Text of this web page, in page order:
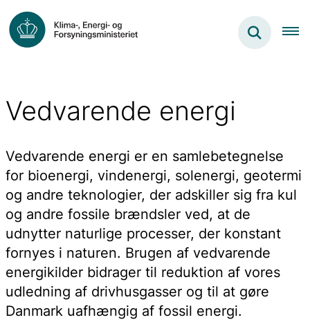
Vedvarende energi
Vedvarende energi er en samlebetegnelse
for bioenergi, vindenergi, solenergi, geotermi
og andre teknologier, der adskiller sig fra kul
og andre fossile brændsler ved, at de
udnytter naturlige processer, der konstant
fornyes i naturen. Brugen af vedvarende
energikilder bidrager til reduktion af vores
udledning af drivhusgasser og til at gøre
Danmark uafhængig af fossil energi.